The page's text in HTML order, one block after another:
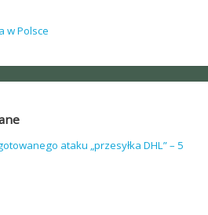
w Polsce
ataku „przesyłka DHL” – 5